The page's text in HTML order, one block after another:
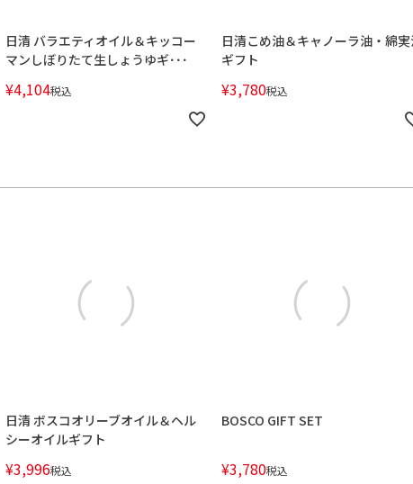
日清 バラエティオイル＆キッコー
マンしぼりたて生しょうゆギ･･･
¥4,104税込
日清こめ油＆キャノーラ油・綿
ギフト
¥3,780税込
日清 ボスコオリーブオイル＆ヘル
シーオイルギフト
¥3,996税込
BOSCO GIFT SET
¥3,780税込